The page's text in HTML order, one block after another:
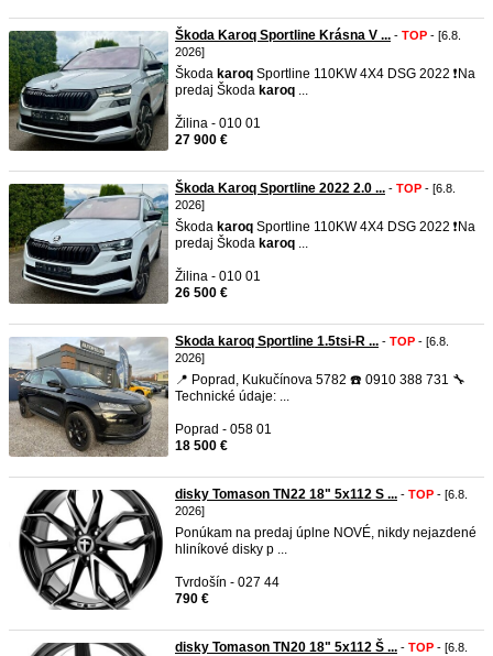
Škoda Karoq Sportline Krásna V ... - TOP - [6.8.
2026]
Škoda karoq Sportline 110KW 4X4 DSG 2022 ❗️Na
predaj Škoda karoq ...
Žilina - 010 01
27 900 €
Škoda Karoq Sportline 2022 2.0 ... - TOP - [6.8.
2026]
Škoda karoq Sportline 110KW 4X4 DSG 2022 ❗️Na
predaj Škoda karoq ...
Žilina - 010 01
26 500 €
Skoda karoq Sportline 1.5tsi-R ... - TOP - [6.8.
2026]
📍 Poprad, Kukučínova 5782 ☎️ 0910 388 731 🔧
Technické údaje: ...
Poprad - 058 01
18 500 €
disky Tomason TN22 18" 5x112 S ... - TOP - [6.8.
2026]
Ponúkam na predaj úplne NOVÉ, nikdy nejazdené
hliníkové disky p ...
Tvrdošín - 027 44
790 €
disky Tomason TN20 18" 5x112 Š ... - TOP - [6.8.